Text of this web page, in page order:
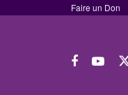
Faire un Don